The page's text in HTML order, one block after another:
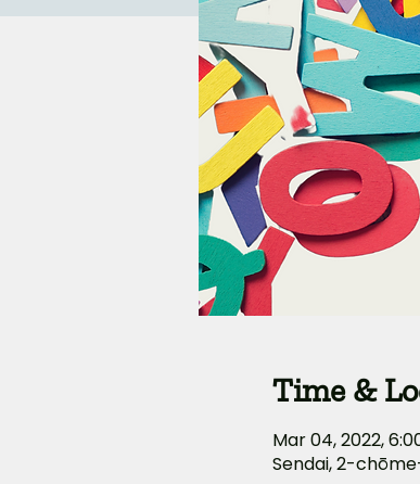
Time &
Mar 04, 2022,
Sendai, 2-